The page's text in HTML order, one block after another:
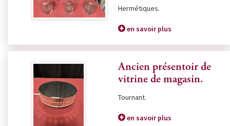
Hermétiques.
en savoir plus
Ancien présentoir de
vitrine de magasin.
Tournant.
en savoir plus